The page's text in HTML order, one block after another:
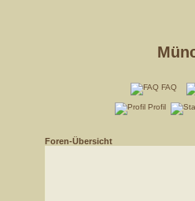
FAQ
Profil
Foren-Übersicht